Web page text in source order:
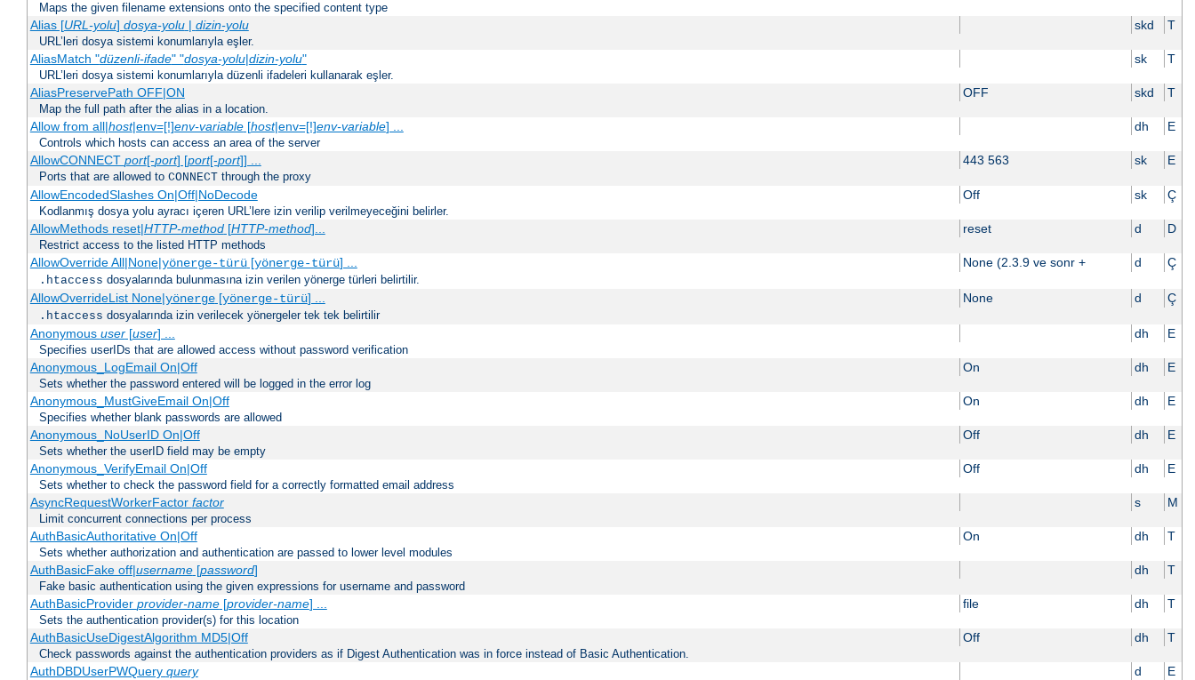
Maps the given filename extensions onto the specified content type
Alias [URL-yolu] dosya-yolu| dizin-yolu skd T
URL’leri dosya sistemi konumlarıyla eşler.
AliasMatch "düzenli-ifade" "dosya-yolu|dizin-yolu" sk T
URL’leri dosya sistemi konumlarıyla düzenli ifadeleri kullanarak eşler.
AliasPreservePath OFF|ON OFF skd T
Map the full path after the alias in a location.
Allow from all|host|env=[!]env-variable[host|env=[!]env-variable] ... dh E
Controls which hosts can access an area of the server
AllowCONNECT port[-port] [port[-port]] ... 443 563 sk E
Ports that are allowed to CONNECT through the proxy
AllowEncodedSlashes On|Off|NoDecode Off sk Ç
Kodlanmış dosya yolu ayracı içeren URL’lere izin verilip verilmeyeceğini belirler.
AllowMethods reset|HTTP-method[HTTP-method]... reset d D
Restrict access to the listed HTTP methods
AllowOverride All|None|yönerge-türü[yönerge-türü] ... None (2.3.9 ve sonr + d Ç
.htaccess dosyalarında bulunmasına izin verilen yönerge türleri belirtilir.
AllowOverrideList None|yönerge[yönerge-türü] ... None d Ç
.htaccess dosyalarında izin verilecek yönergeler tek tek belirtilir
Anonymous user[user] ... dh E
Specifies userIDs that are allowed access without password verification
Anonymous_LogEmail On|Off On dh E
Sets whether the password entered will be logged in the error log
Anonymous_MustGiveEmail On|Off On dh E
Specifies whether blank passwords are allowed
Anonymous_NoUserID On|Off Off dh E
Sets whether the userID field may be empty
Anonymous_VerifyEmail On|Off Off dh E
Sets whether to check the password field for a correctly formatted email address
AsyncRequestWorkerFactor factor s M
Limit concurrent connections per process
AuthBasicAuthoritative On|Off On dh T
Sets whether authorization and authentication are passed to lower level modules
AuthBasicFake off|username[password] dh T
Fake basic authentication using the given expressions for username and password
AuthBasicProvider provider-name[provider-name] ... file dh T
Sets the authentication provider(s) for this location
AuthBasicUseDigestAlgorithm MD5|Off Off dh T
Check passwords against the authentication providers as if Digest Authentication was in force instead of Basic Authentication.
AuthDBDUserPWQuery query d E